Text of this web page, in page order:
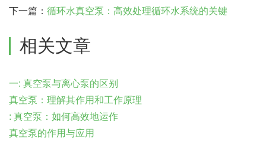
下一篇： 循环水真空泵：高效处理循环水系统的关键
相关文章
一: 真空泵与离心泵的区别
真空泵：理解其作用和工作原理
: 真空泵：如何高效地运作
真空泵的作用与应用